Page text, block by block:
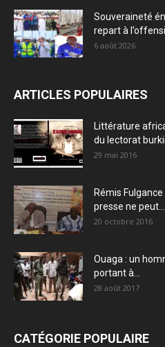
Souveraineté
repart à
6 août 2026
ARTICLES POPULAIRES
Littérature
du lectorat
29 mai 2016
Rémis
presse ne peut...
20 octobre 2016
Ouaga : un
portant à...
28 août 2017
CATÉGORIE POPULAIRE